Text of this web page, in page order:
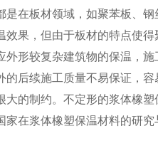
在板材领域，如聚苯板、钢
果，但由于板材的特点使得
形较复杂建筑物的保温，施
后续施工质量不易保证，容
的制约。不定形的浆体橡
在浆体橡塑保温材料的研